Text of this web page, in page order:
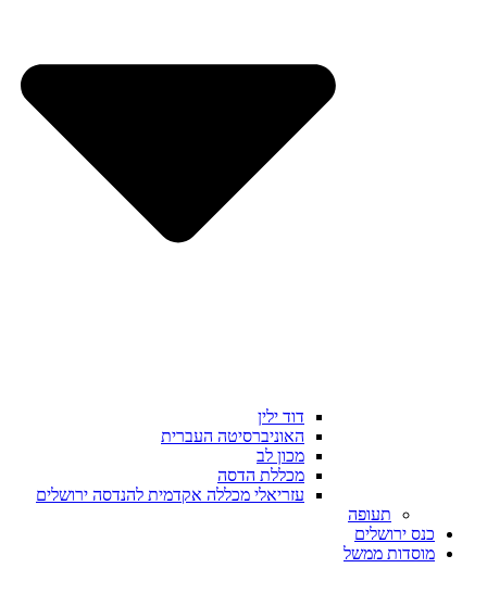
דוד ילין
האוניברסיטה העברית
מכון לב
מכללת הדסה
עזריאלי מכללה אקדמית להנדסה ירושלים
תעופה
כנס ירושלים
מוסדות ממשל